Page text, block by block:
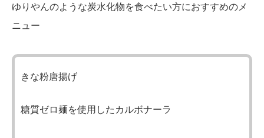
ゆりやんのような炭水化物を食べたい方におすすめのメ
ニュー
きな粉唐揚げ
糖質ゼロ麺を使用したカルボナーラ